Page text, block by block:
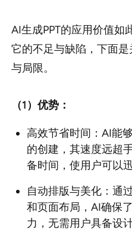
AI生成PPT的应用价值如
它的不足与缺陷，下面
与局限。
（1）优势：
高效节省时间：AI能
的创建，其速度远超
备时间，使用户可以
自动排版与美化：通
和页面布局，AI确保
力，无需用户具备设